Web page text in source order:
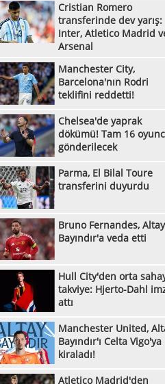
Galatasaray MCT Technic, Oumar
transfer etti
Aleksandar Stanojevic, Cenk Tosun
Akbaba'dan Süper Lig mesajı
Trabzonspor, kamp kadrosunu
Beşiktaş'tan Taylan Bulut kararı!
Bruno Fernandes, Altay Bayındır'a
Dursun Özbek: "Galatasaray sadece
jübilesi için sahada
VakıfBank'tan smaçör takviyesi:
kadroya katıldı
Hull City'den orta sahaya takviye:
imzayı attı
Galatasaray, hazırlık maçında
edecek
Finch, Anthony Edwards'ın rolünü
açıkladı
Villanueva'dan Towns'a: "Sen de
kesintiye git!"
Trabzonspor'da Folcarelli ameliyat
Trabzonspor'dan Salah için haciz
Fenerbahçe'nin Avrupa'daki kader
OH Leuven
Aziz Yıldırım'ın kızına yönelik
Cristian Romero
transferinde dev yarış:
Inter, Atletico Madrid
Arsenal
Manchester City,
Barcelona'nın Rodri
teklifini reddetti!
Chelsea'de yaprak
dökümü! Tam 16
gönderilecek
Parma, El Bilal Toure
transferini duyurdu
Bruno Fernandes, Altay
Bayındır'a veda etti
Hull City'den orta
takviye: Hjerto-Dahl
attı
Manchester United,
Bayındır'ı Celta Vigo'ya
kiraladı!
Atletico Madrid'den